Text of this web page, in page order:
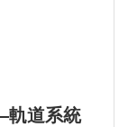
軌道系統